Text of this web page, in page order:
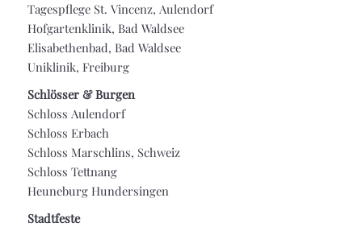
Tagespflege St. Vincenz, Aulendorf
Hofgartenklinik, Bad Waldsee
Elisabethenbad, Bad Waldsee
Uniklinik, Freiburg
Schlösser & Burgen
Schloss Aulendorf
Schloss Erbach
Schloss Marschlins, Schweiz
Schloss Tettnang
Heuneburg Hundersingen
Stadtfeste